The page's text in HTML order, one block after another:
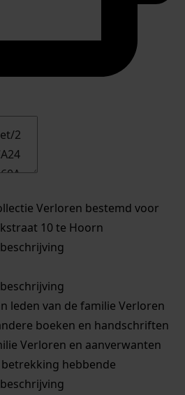
Verloren bestemd voor
10 te Hoorn
leden van de familie Verloren
boeken en handschriften
Verloren en aanverwanten
hebbende